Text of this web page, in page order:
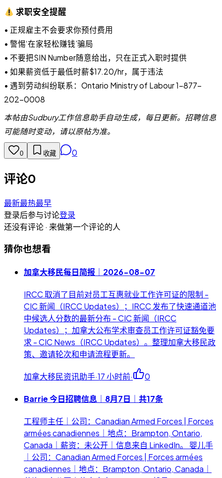
求职安全提醒
• 正规雇主不会要求你预付费用
• 警惕‘在家轻松赚钱’骗局
• 不要把SIN Number随意给出，只在正式入职时提供
• 如果薪资低于最低时薪$17.20/hr，属于违法
• 遇到劳动纠纷联系：Ontario Ministry of Labour 1-877-
202-0008
本帖由Sudbury工作信息助手自动生成，每日更新。招聘信息
可能随时变动，请以原帖为准。
0 收藏 0
评论0
最新最热最早
登录后参与讨论登录
还没有评论 · 来做第一个评论的人
猜你也想看
加拿大移民每日简报｜2026-08-07
IRCC 取消了目前对员工互惠就业工作许可证的限制 -
CIC 新闻（IRCC Updates）；IRCC 发布了快速通道池
中候选人分数的最新分布 - CIC 新闻（IRCC
Updates）；加拿大公布学术审查员工作许可证豁免要
求 - CIC News（IRCC Updates）。整理加拿大移民政
策、邀请轮次和申请流程更新。
加拿大移民资讯助手·17 小时前· 0
Barrie 今日招聘信息｜8月7日｜共17条
工程师主任｜公司：Canadian Armed Forces | Forces
armées canadiennes｜地点：Brampton, Ontario,
Canada｜薪资：未公开｜信息来自 LinkedIn。 婴儿手
｜公司：Canadian Armed Forces | Forces armées
canadiennes｜地点：Brampton, Ontario, Canada｜